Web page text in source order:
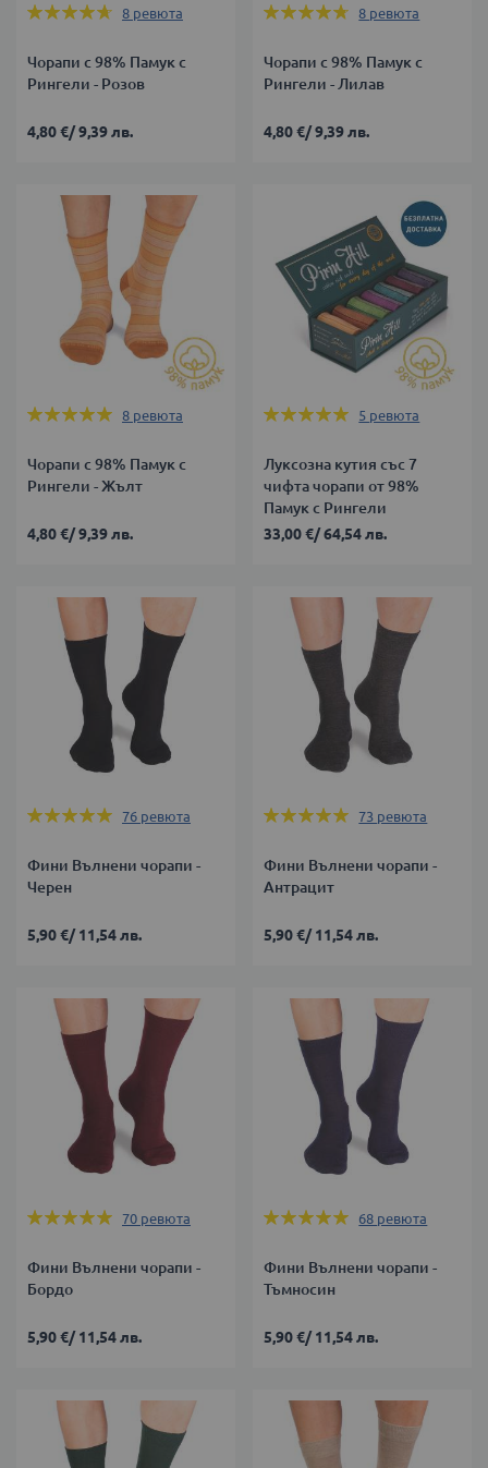
Оценка:
8 ревюта
Чорапи с 98% Памук с
Рингели - Розов
4,80 €/9,39 лв.
Оценка:
8 ревюта
Чорапи с 98% Памук с
Рингели - Лилав
4,80 €/9,39 лв.
Оценка:
8 ревюта
Чорапи с 98% Памук с
Рингели - Жълт
4,80 €/9,39 лв.
Оценка:
5 ревюта
Луксозна кутия със 7
чифта чорапи от 98%
Памук с Рингели
33,00 €/64,54 лв.
Оценка:
76 ревюта
Фини Вълнени чорапи -
Черен
5,90 €/11,54 лв.
Оценка:
73 ревюта
Фини Вълнени чорапи -
Антрацит
5,90 €/11,54 лв.
Оценка:
70 ревюта
Фини Вълнени чорапи -
Бордо
5,90 €/11,54 лв.
Оценка:
68 ревюта
Фини Вълнени чорапи -
Тъмносин
5,90 €/11,54 лв.